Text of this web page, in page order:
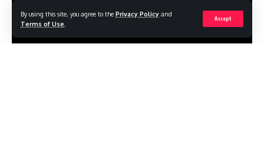
By using this site, you agree to the Privacy Policy and
Terms of Use
Accept